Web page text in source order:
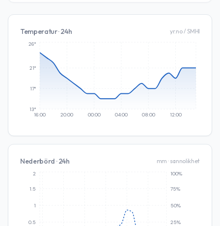
Temperatur · 24h yr.no / SMHI
16:00 20:00 00:00 04:00 08:00 12:00
13°
17°
21°
26°
Nederbörd · 24h mm · sannolikhet
0.5
1
1.5
2
25%
50%
75%
100%